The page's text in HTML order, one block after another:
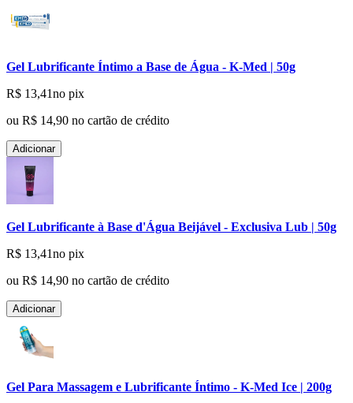
Gel Lubrificante Íntimo a Base de Água - K-Med | 50g
R$ 13,41no pix
ou R$ 14,90 no cartão de crédito
Adicionar
Gel Lubrificante à Base d'Água Beijável - Exclusiva Lub | 50g
R$ 13,41no pix
ou R$ 14,90 no cartão de crédito
Adicionar
Gel Para Massagem e Lubrificante Íntimo - K-Med Ice | 200g